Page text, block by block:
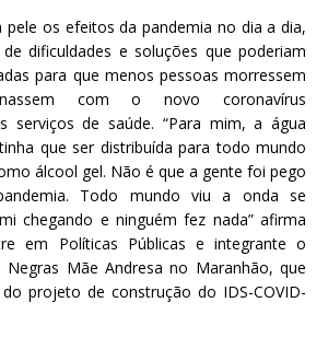
pele os efeitos da pandemia no dia a dia,
dificuldades e soluções que poderiam
para que menos pessoas morressem
com o novo coronavírus
serviços de saúde. “Para mim, a água
que ser distribuída para todo mundo
álcool gel. Não é que a gente foi pego
Todo mundo viu a onda se
chegando e ninguém fez nada” afirma
em Políticas Públicas e integrante o
Negras Mãe Andresa no Maranhão, que
projeto de construção do IDS-COVID-